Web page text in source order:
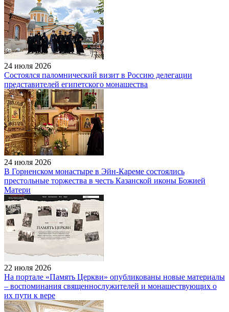
24 июля 2026
Состоялся паломнический визит в Россию делегации
представителей египетского монашества
24 июля 2026
В Горненском монастыре в Эйн-Кареме состоялись
престольные торжества в честь Казанской иконы Божией
Матери
22 июля 2026
На портале «Память Церкви» опубликованы новые материалы
– воспоминания священнослужителей и монашествующих о
их пути к вере